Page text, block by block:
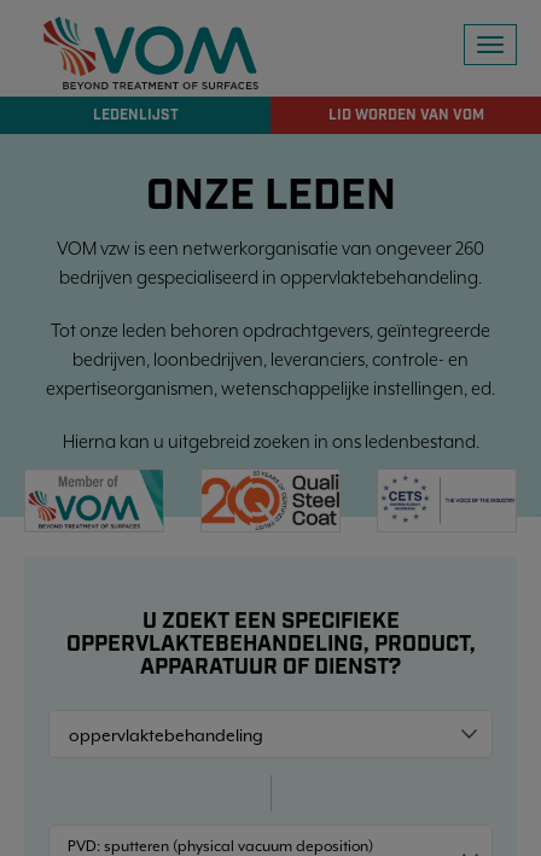
Toggle
LID WORDEN VAN VOM
LEDENLIJST
ONZE LEDEN
VOM vzw is een netwerkorganisatie van ongeveer 260
bedrijven gespecialiseerd in oppervlaktebehandeling.
Tot onze leden behoren opdrachtgevers, geïntegreerde
bedrijven, loonbedrijven, leveranciers, controle- en
expertiseorganismen, wetenschappelijke instellingen, ed.
Hierna kan u uitgebreid zoeken in ons ledenbestand.
U ZOEKT EEN SPECIFIEKE
OPPERVLAKTEBEHANDELING, PRODUCT,
APPARATUUR OF DIENST?
PVD: sputteren (physical vacuum deposition)